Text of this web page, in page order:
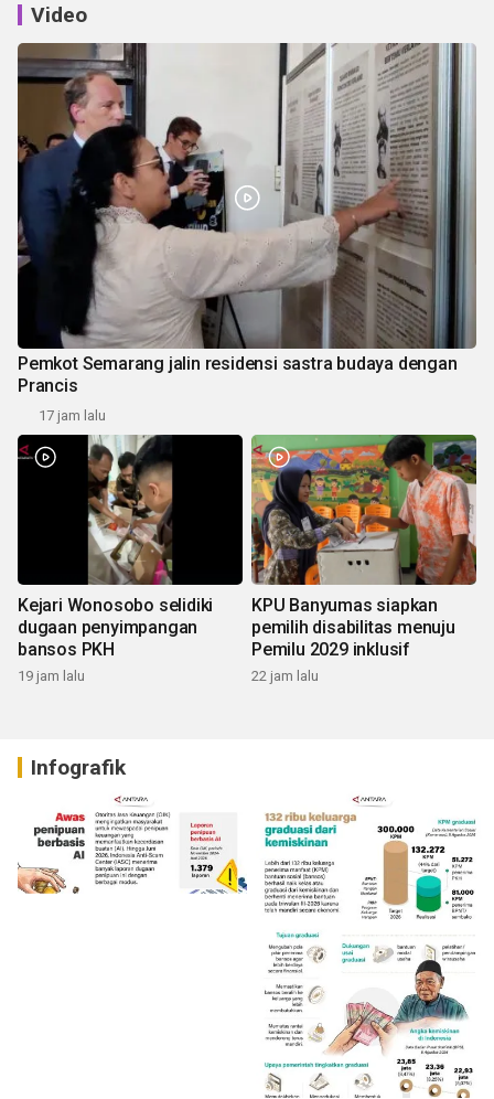
Video
Pemkot Semarang jalin residensi sastra budaya dengan
Prancis
17 jam lalu
Kejari Wonosobo selidiki
dugaan penyimpangan
bansos PKH
19 jam lalu
KPU Banyumas siapkan
pemilih disabilitas menuju
Pemilu 2029 inklusif
22 jam lalu
Infografik